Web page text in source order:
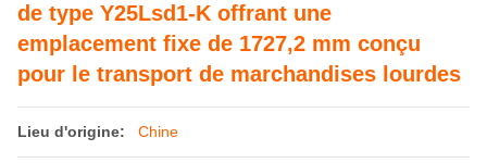
de type Y25Lsd1-K offrant une
emplacement fixe de 1727,2 mm conçu
pour le transport de marchandises lourdes
Lieu d'origine: Chine